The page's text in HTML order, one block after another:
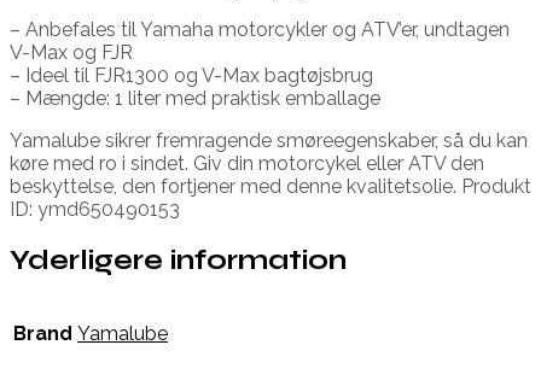
– Anbefales til Yamaha motorcykler og ATV’er, undtagen
V-Max og FJR
– Ideel til FJR1300 og V-Max bagtøjsbrug
– Mængde: 1 liter med praktisk emballage
Yamalube sikrer fremragende smøreegenskaber, så du kan
køre med ro i sindet. Giv din motorcykel eller ATV den
beskyttelse, den fortjener med denne kvalitetsolie. Produkt
ID: ymd650490153
Yderligere information
Brand Yamalube